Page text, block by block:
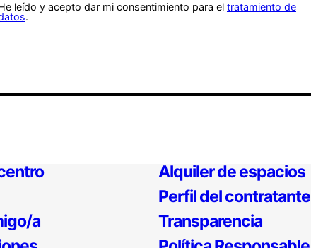
leído y acepto dar mi consentimiento para el tratamiento de
.
a
Alquiler de espacios
Perfil del contratante
Transparencia